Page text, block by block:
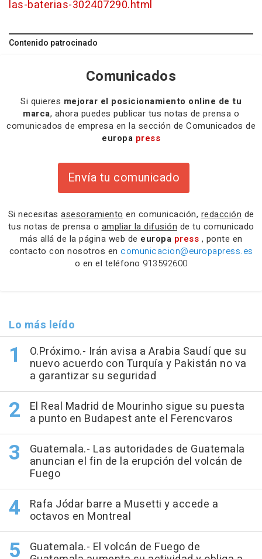
las-baterias-302407290.html
Contenido patrocinado
Comunicados
Si quieres mejorar el posicionamiento online de tu
marca, ahora puedes publicar tus notas de prensa o
comunicados de empresa en la sección de Comunicados de
europa press
Envía tu comunicado
Si necesitas asesoramiento en comunicación, redacción de
tus notas de prensa o ampliar la difusión de tu comunicado
más allá de la página web de europa press , ponte en
contacto con nosotros en comunicacion@europapress.es
o en el teléfono 913592600
Lo más leído
O.Próximo.- Irán avisa a Arabia Saudí que su
nuevo acuerdo con Turquía y Pakistán no va
a garantizar su seguridad
El Real Madrid de Mourinho sigue su puesta
a punto en Budapest ante el Ferencvaros
Guatemala.- Las autoridades de Guatemala
anuncian el fin de la erupción del volcán de
Fuego
Rafa Jódar barre a Musetti y accede a
octavos en Montreal
Guatemala.- El volcán de Fuego de